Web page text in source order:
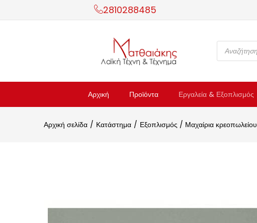
2810288485
Αρχική Προϊόντα Εργαλεία & Εξοπλισμός
Αρχική σελίδα Κατάστημα Εξοπλισμός / Μαχαίρια κρεοπωλείου